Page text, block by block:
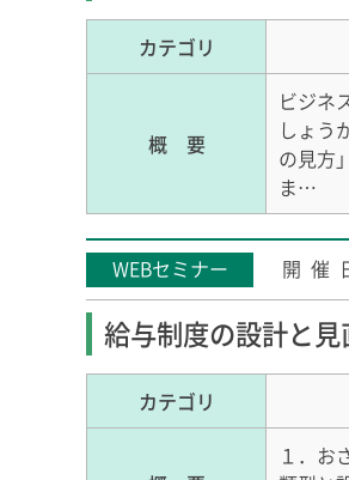
カテゴリ
概 要
ビジネ
しょう
の見方
ま…
WEBセミナー
給与制度の設計と見
カテゴリ
１．お